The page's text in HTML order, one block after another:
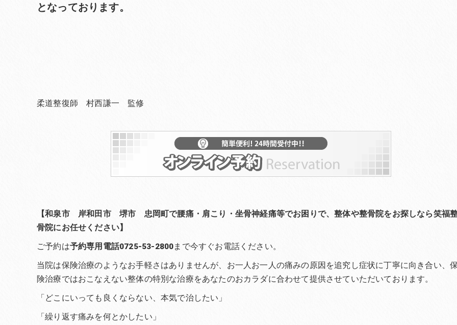
となっております。
柔道整復師 村西謙一 監修
【和泉市 岸和田市 堺市 忠岡町で腰痛・肩こり・坐骨神経痛等でお困りで、整体や整骨院をお探しなら笑福
骨院にお任せください】
ご予約は予約専用電話0725-53-2800まで今すぐお電話ください。
当院は保険治療のようなお手軽さはありませんが、お一人お一人の痛みの原因を追究し症状に丁寧に向き合い、
険治療ではおこなえない整体の特別な治療をあなたのおカラダに合わせて提供させていただいております。
「どこにいっても良くならない、本気で治したい」
「繰り返す痛みを何とかしたい」